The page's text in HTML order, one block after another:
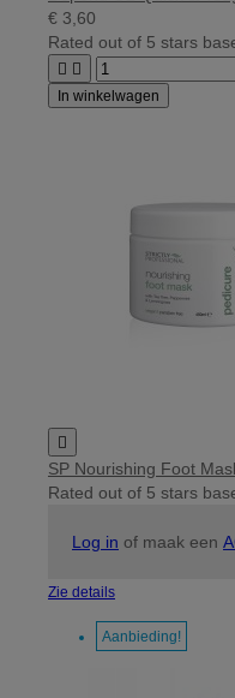
€ 3,60
Rated out of 5 stars
 
In winkelwagen

SP Nourishing Foot
Rated out of 5 stars
Log in of maak een
Zie details
Aanbieding!